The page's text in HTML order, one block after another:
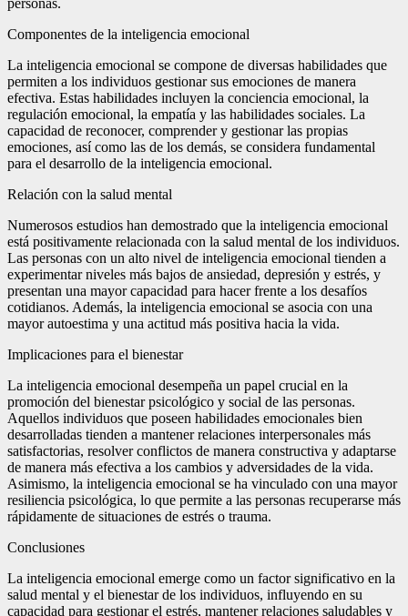
Componentes de la inteligencia emocional
La inteligencia emocional se compone de diversas habilidades que
permiten a los individuos gestionar sus emociones de manera
efectiva. Estas habilidades incluyen la conciencia emocional, la
regulación emocional, la empatía y las habilidades sociales. La
capacidad de reconocer, comprender y gestionar las propias
emociones, así como las de los demás, se considera fundamental
para el desarrollo de la inteligencia emocional.
Relación con la salud mental
Numerosos estudios han demostrado que la inteligencia emocional
está positivamente relacionada con la salud mental de los individuos.
Las personas con un alto nivel de inteligencia emocional tienden a
experimentar niveles más bajos de ansiedad, depresión y estrés, y
presentan una mayor capacidad para hacer frente a los desafíos
cotidianos. Además, la inteligencia emocional se asocia con una
mayor autoestima y una actitud más positiva hacia la vida.
Implicaciones para el bienestar
La inteligencia emocional desempeña un papel crucial en la
promoción del bienestar psicológico y social de las personas.
Aquellos individuos que poseen habilidades emocionales bien
desarrolladas tienden a mantener relaciones interpersonales más
satisfactorias, resolver conflictos de manera constructiva y adaptarse
de manera más efectiva a los cambios y adversidades de la vida.
Asimismo, la inteligencia emocional se ha vinculado con una mayor
resiliencia psicológica, lo que permite a las personas recuperarse más
rápidamente de situaciones de estrés o trauma.
Conclusiones
La inteligencia emocional emerge como un factor significativo en la
salud mental y el bienestar de los individuos, influyendo en su
capacidad para gestionar el estrés, mantener relaciones saludables y